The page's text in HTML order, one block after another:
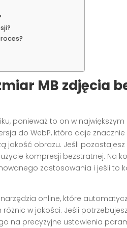
MB zdjęcia
ponieważ to on w
do WebP, która daje
jakość obrazu. Jeśli pozostajesz
kompresji bezstratnej. Na
zastosowania i jeśli to
online, które
w jakości. Jeśli potrzebujesz
na precyzyjne ustawienia